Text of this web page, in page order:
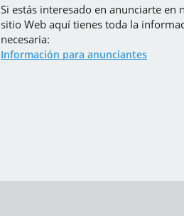
Si estás interesado en anunciarte en
sitio Web aquí tienes toda la
necesaria:
Información para anunciantes